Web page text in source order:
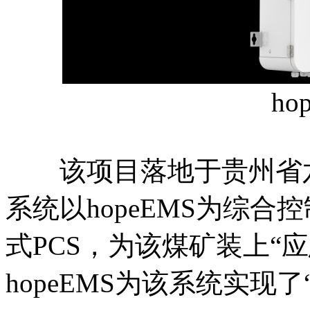
该项目落地于贵州省
系统以hopeEMS为综合
式PCS，为该煤矿装上“
hopeEMS为该系统实现